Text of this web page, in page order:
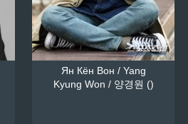
Ян Кён Вон / Yang
Kyung Won / 양경원 ()